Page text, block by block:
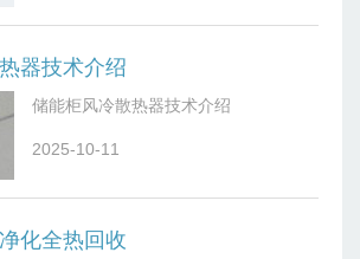
器技术介绍
储能柜风冷散热器技术介绍
2025-10-11
化全热回收